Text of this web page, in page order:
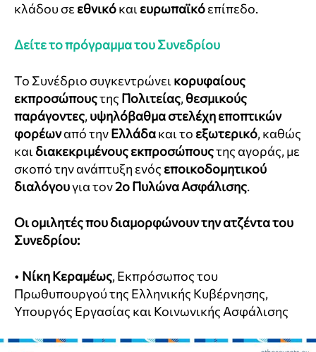
κλάδου σε εθνικόκαιευρωπαϊκόεπίπεδο.
Δείτε το πρόγραμμα του Συνεδρίου
Το Συνέδριο συγκεντρώνεικορυφαίους
εκπροσώπουςτης Πολιτείας,θεσμικούς
παράγοντες,υψηλόβαθμα στελέχη εποπτικών
φορέωναπό τηνΕλλάδακαι το εξωτερικό, καθώς
καιδιακεκριμένους εκπροσώπουςτης αγοράς, με
σκοπό την ανάπτυξη ενός εποικοδομητικού
διαλόγουγια τον2ο Πυλώνα Ασφάλισης.
Οι ομιλητές που διαμορφώνουν την ατζέντα του
Συνεδρίου:
• Νίκη Κεραμέως, Εκπρόσωπος του
Πρωθυπουργού της Ελληνικής Κυβέρνησης,
Υπουργός Εργασίας και Κοινωνικής Ασφάλισης